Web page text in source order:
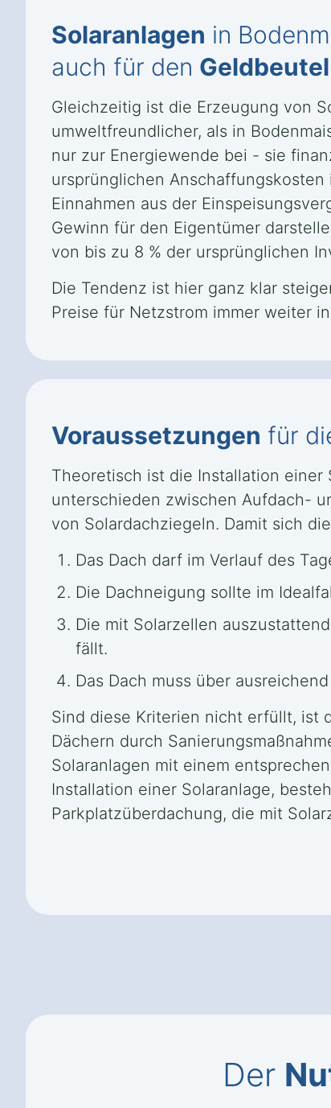
Solaranlagen in
auch für den Geldbeutel
Gleichzeitig ist die Erzeugung von
umweltfreundlicher, als in
nur zur Energiewende bei - sie
ursprünglichen
Einnahmen aus der
Gewinn für den Eigentümer
von bis zu 8 % der ursprünglichen
Die Tendenz ist hier ganz klar
Preise für Netzstrom immer weiter
Voraussetzungen für
Theoretisch ist die Installation einer
unterschieden zwischen Aufdach-
von Solardachziegeln. Damit sich
Das Dach darf im Verlauf des
Die Dachneigung sollte im
Die mit Solarzellen
fällt.
Das Dach muss über
Sind diese Kriterien nicht erfüllt, ist
Dächern durch
Solaranlagen mit einem
Installation einer Solaranlage,
Parkplatzüberdachung, die mit
Der